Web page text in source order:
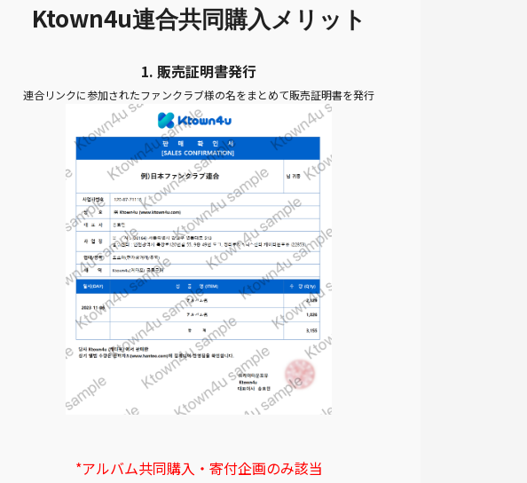
Ktown4u連合共同購入メリット
1. 販売証明書発行
連合リンクに参加されたファンクラブ様の名をまとめて販売証明書を発行
*アルバム共同購入・寄付企画のみ該当